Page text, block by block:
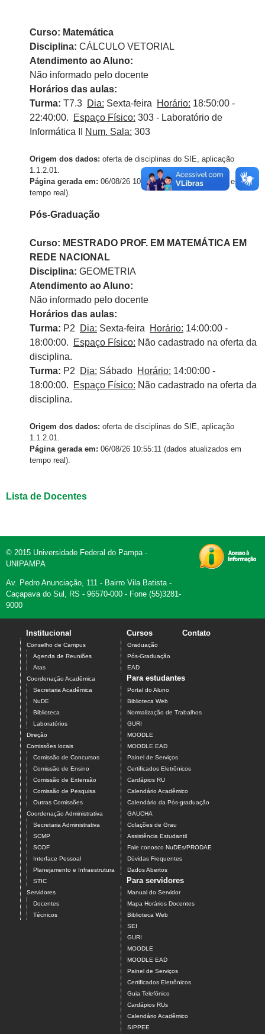
Curso: Matemática
Disciplina: CÁLCULO VETORIAL
Atendimento ao Aluno:
Não informado pelo docente
Horários das aulas:
Turma: T7.3 Dia: Sexta-feira Horário: 18:50:00 -
22:40:00.
Espaço Físico: 303 - Laboratório de
Informática II
Num. Sala: 303
Origem dos dados: oferta de disciplinas do SIE, aplicação
1.1.2.01.
Página gerada em: 06/08/26 10:55:11 (dados atualizados em
tempo real).
Pós-Graduação
Curso: MESTRADO PROF. EM MATEMÁTICA EM
REDE NACIONAL
Disciplina: GEOMETRIA
Atendimento ao Aluno:
Não informado pelo docente
Horários das aulas:
Turma: P2 Dia: Sexta-feira Horário: 14:00:00 -
18:00:00.
Espaço Físico: Não cadastrado na oferta da
disciplina.
Turma: P2 Dia: Sábado Horário: 14:00:00 -
18:00:00.
Espaço Físico: Não cadastrado na oferta da
disciplina.
Origem dos dados: oferta de disciplinas do SIE, aplicação
1.1.2.01.
Página gerada em: 06/08/26 10:55:11 (dados atualizados em
tempo real).
Lista de Docentes
© 2015 Universidade Federal do Pampa -
UNIPAMPA
Av. Pedro Anunciação, 111 - Bairro Vila Batista -
Caçapava do Sul, RS - 96570-000 - Fone (55)3281-
9000
Institucional
Conselho de Campus
Agenda de Reuniões
Atas
Coordenação Acadêmica
Secretaria Acadêmica
NuDE
Biblioteca
Laboratórios
Direção
Comissões locais
Comissão de Concursos
Comissão de Ensino
Comissão de Extensão
Comissão de Pesquisa
Outras Comissões
Coordenação Administrativa
Secretaria Administrativa
SCMP
SCOF
Interface Pessoal
Planejamento e Infraestrutura
STIC
Servidores
Docentes
Técnicos
Cursos
Graduação
Pós-Graduação
EAD
Contato
Para estudantes
Portal do Aluno
Biblioteca Web
Normalização de Trabalhos
GURI
MOODLE
MOODLE EAD
Painel de Serviços
Certificados Eletrônicos
Cardápios RU
Calendário Acadêmico
Calendário da Pós-graduação
GAUCHA
Colações de Grau
Assistência Estudantil
Fale conosco NuDEs/PRODAE
Dúvidas Frequentes
Dados Abertos
Para servidores
Manual do Servidor
Mapa Horários Docentes
Biblioteca Web
SEI
GURI
MOODLE
MOODLE EAD
Painel de Serviços
Certificados Eletrônicos
Guia Telefônico
Cardápios RUs
Calendário Acadêmico
SIPPEE